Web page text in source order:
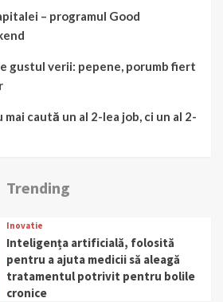
– programul Good
gustul verii: pepene, porumb fiert
caută un al 2-lea job, ci un al 2-
Trending
Inovatie
Inteligența artificială, folosită
pentru a ajuta medicii să aleagă
tratamentul potrivit pentru bolile
cronice